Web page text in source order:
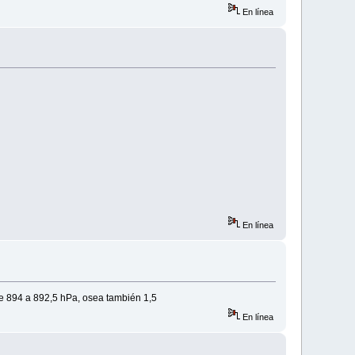
En línea
En línea
894 a 892,5 hPa, osea también 1,5
En línea